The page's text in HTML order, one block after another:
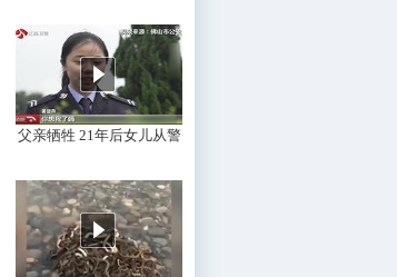
父亲牺牲 21年后女儿从警